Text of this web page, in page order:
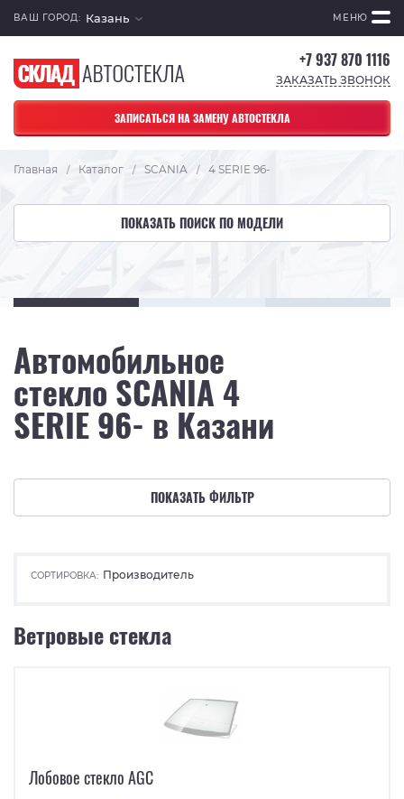
ВАШ ГОРОД: Казань МЕНЮ
+7 937 870 1116
ЗАКАЗАТЬ ЗВОНОК
ЗАПИСАТЬСЯ НА ЗАМЕНУ АВТОСТЕКЛА
Главная / Каталог / SCANIA / 4 SERIE 96-
ПОКАЗАТЬ ПОИСК ПО МОДЕЛИ
Автомобильное
стекло SCANIA 4
SERIE 96- в Казани
ПОКАЗАТЬ ФИЛЬТР
СОРТИРОВКА: Производитель
Ветровые стекла
Лобовое стекло AGC